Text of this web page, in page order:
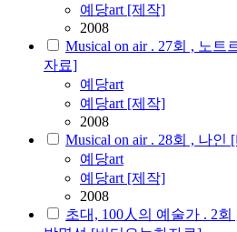
예당art [제작]
2008
Musical on air . 27회 , 노
자료]
예당art
예당art [제작]
2008
Musical on air . 28회 , 나
예당art
예당art [제작]
2008
초대, 100人의 예술가 . 2